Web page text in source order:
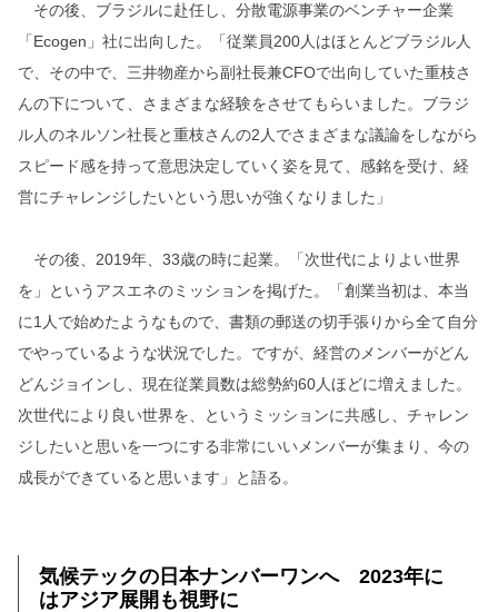
その後、ブラジルに赴任し、分散電源事業のベンチャー企業
「Ecogen」社に出向した。「従業員200人はほとんどブラジル人
で、その中で、三井物産から副社長兼CFOで出向していた重枝さ
んの下について、さまざまな経験をさせてもらいました。ブラジ
ル人のネルソン社長と重枝さんの2人でさまざまな議論をしながら
スピード感を持って意思決定していく姿を見て、感銘を受け、経
営にチャレンジしたいという思いが強くなりました」
その後、2019年、33歳の時に起業。「次世代によりよい世界
を」というアスエネのミッションを掲げた。「創業当初は、本当
に1人で始めたようなもので、書類の郵送の切手張りから全て自分
でやっているような状況でした。ですが、経営のメンバーがどん
どんジョインし、現在従業員数は総勢約60人ほどに増えました。
次世代により良い世界を、というミッションに共感し、チャレン
ジしたいと思いを一つにする非常にいいメンバーが集まり、今の
成長ができていると思います」と語る。
気候テックの日本ナンバーワンへ 2023年に
はアジア展開も視野に